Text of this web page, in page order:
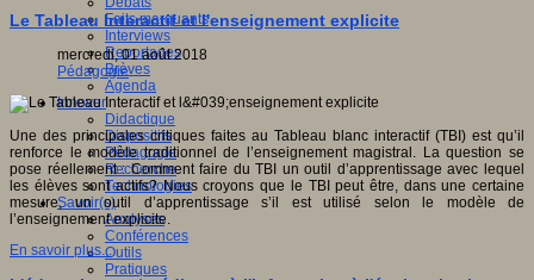
Faits marquants
Interviews
Reportages
Brèves
Agenda
Innover
Didactique
Dispositifs
Pédagogie
Recherche
Technologies
Savoir(s)
Analyses
Conférences
Outils
Pratiques
Le Tableau Interactif et l'enseignement explicite
mercredi, 01 août 2018
Pédagogie
Une des principales critiques faites au Tableau blanc interactif (TBI) est qu’il
renforce le modèle traditionnel de l’enseignement magistral. La question se
pose réellement : Comment faire du TBI un outil d’apprentissage avec lequel
les élèves sont actifs? Nous croyons que le TBI peut être, dans une certaine
mesure, un outil d’apprentissage s’il est utilisé selon le modèle de
l’enseignement explicite.
En savoir plus...